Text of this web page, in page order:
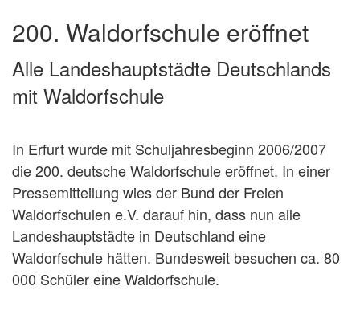
200. Waldorfschule eröffnet
Alle Landeshauptstädte Deutschlands
mit Waldorfschule
In Erfurt wurde mit Schuljahresbeginn 2006/2007
die 200. deutsche Waldorfschule eröffnet. In einer
Pressemitteilung wies der Bund der Freien
Waldorfschulen e.V. darauf hin, dass nun alle
Landeshauptstädte in Deutschland eine
Waldorfschule hätten. Bundesweit besuchen ca. 80
000 Schüler eine Waldorfschule.